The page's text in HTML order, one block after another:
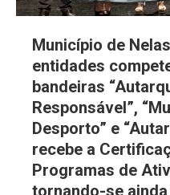
Município de
entidades
bandeiras
Responsável”,
Desporto” e
recebe a
Programas de